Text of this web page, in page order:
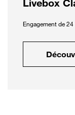
Livebox
Engagement de